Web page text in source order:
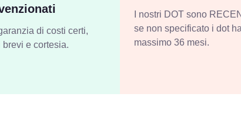
di costi certi,
brevi e cortesia.
I nostri DOT sono
se non specificato i dot
massimo 36 mesi.